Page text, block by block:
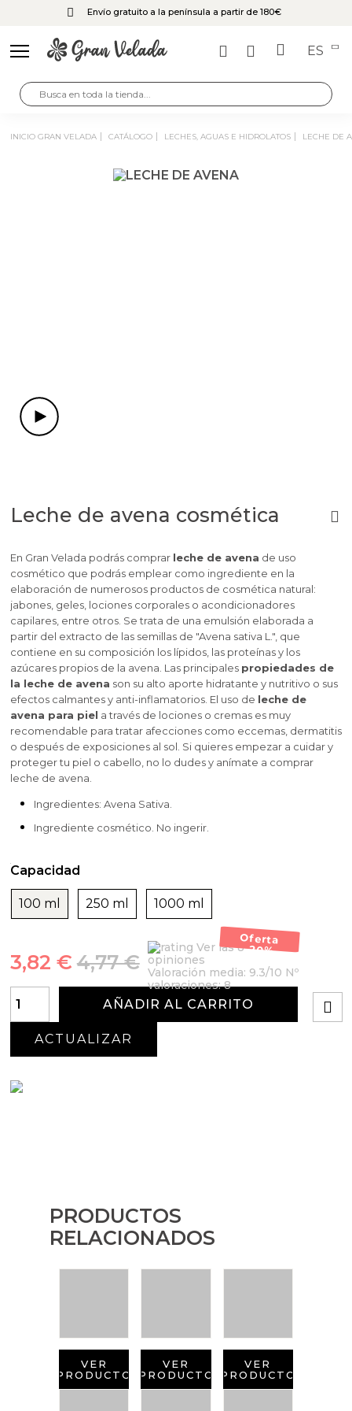
Envío gratuito a la península a partir de 180€
ES
INICIO GRAN VELADA CATÁLOGO LECHES, AGUAS E HIDROLATOS LECHE DE
Leche de avena cosmética
En Gran Velada podrás comprar leche de avena de uso
cosmético que podrás emplear como ingrediente en la
elaboración de numerosos productos de cosmética natural:
jabones, geles, lociones corporales o acondicionadores
capilares, entre otros. Se trata de una emulsión elaborada a
partir del extracto de las semillas de "Avena sativa L.", que
contiene en su composición los lípidos, las proteínas y los
azúcares propios de la avena. Las principales propiedades de
la leche de avena son su alto aporte hidratante y nutritivo o sus
efectos calmantes y anti-inflamatorios. El uso de leche de
avena para piel a través de lociones o cremas es muy
recomendable para tratar afecciones como eccemas, dermatitis
o después de exposiciones al sol. Si quieres empezar a cuidar y
proteger tu piel o cabello, no lo dudes y anímate a comprar
leche de avena.
Ingredientes: Avena Sativa.
Ingrediente cosmético. No ingerir.
Capacidad
100 ml 250 ml 1000 ml
Oferta
-20%
4,77 €
3,82 €
Ver las 8
opiniones
Valoración media: 9.3/10 Nº
valoraciones:8
AÑADIR AL CARRITO
PRODUCTOS
RELACIONADOS
VER
PRODUCTO
VER
PRODUCTO
VER
PRODUCTO